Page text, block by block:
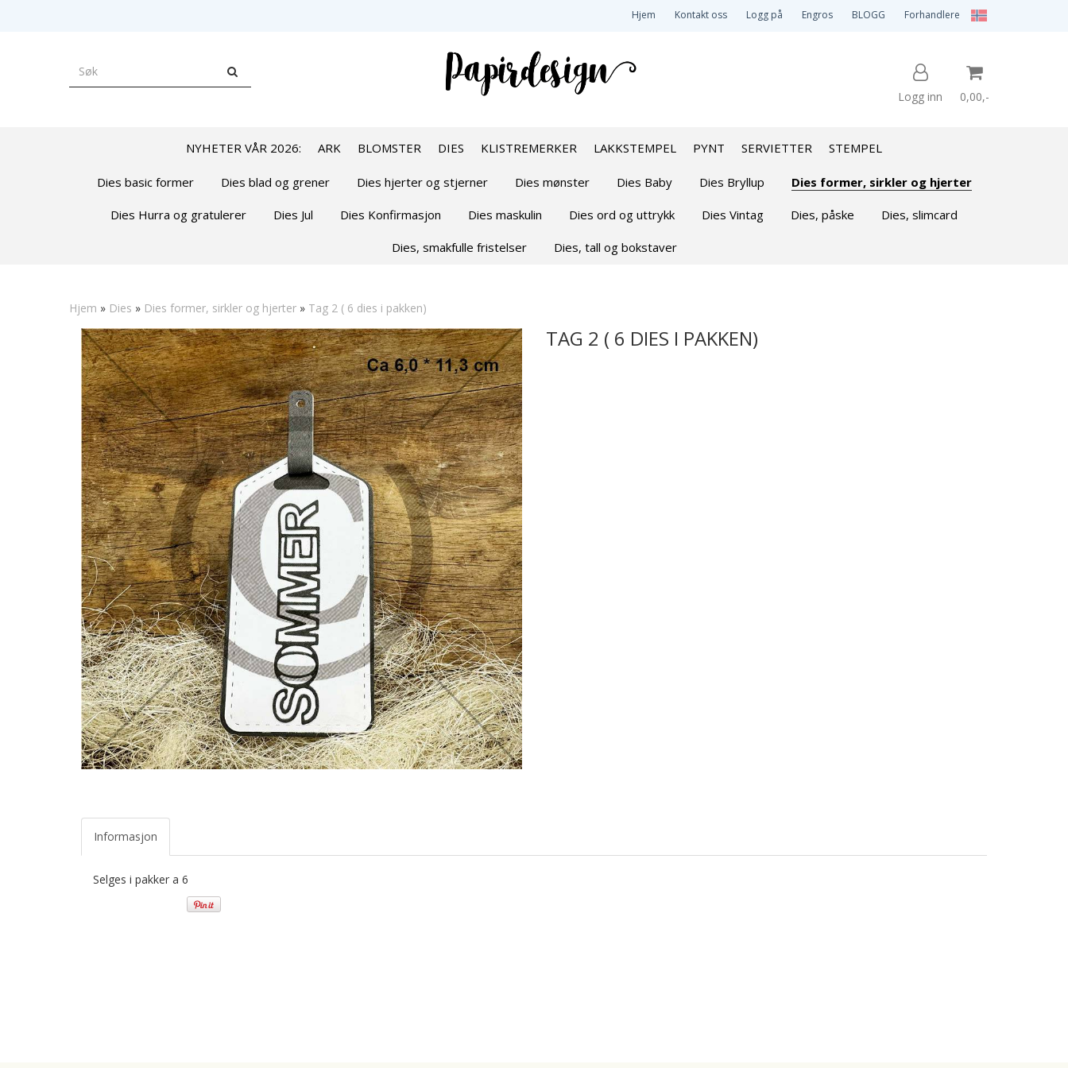
Hjem Kontakt oss Logg på Engros BLOGG Forhandlere
Logg inn 0,00,-
NYHETER VÅR 2026: ARK BLOMSTER DIES KLISTREMERKER LAKKSTEMPEL PYNT SERVIETTER STEMPEL
Dies basic former Dies blad og grener Dies hjerter og stjerner Dies mønster Dies Baby Dies Bryllup Dies former, sirkler og hjerter
Dies Hurra og gratulerer Dies Jul Dies Konfirmasjon Dies maskulin Dies ord og uttrykk Dies Vintag Dies, påske Dies, slimcard
Dies, smakfulle fristelser Dies, tall og bokstaver
Hjem » Dies » Dies former, sirkler og hjerter » Tag 2 ( 6 dies i pakken)
TAG 2 ( 6 DIES I PAKKEN)
Informasjon
Selges i pakker a 6
Trykk ENTER for å søke